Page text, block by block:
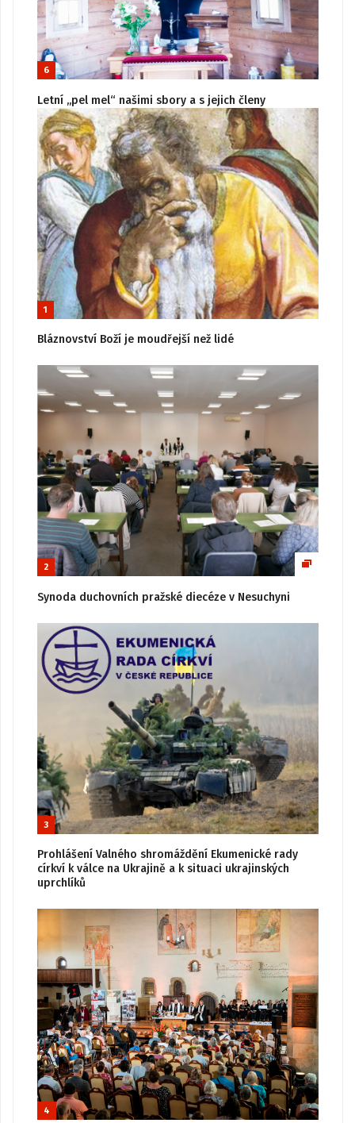
6
Letní „pel mel“ našimi sbory a s jejich členy
1
Bláznovství Boží je moudřejší než lidé
2
Synoda duchovních pražské diecéze v Nesuchyni
3
Prohlášení Valného shromáždění Ekumenické rady
církví k válce na Ukrajině a k situaci ukrajinských
uprchlíků
4